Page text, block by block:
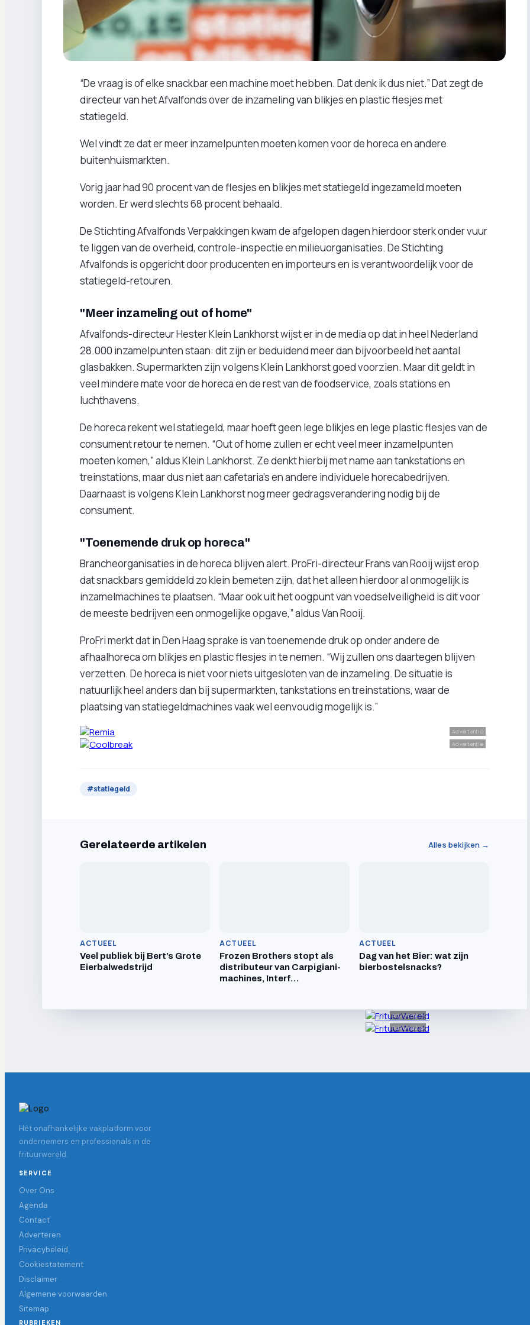
“De vraag is of elke snackbar een machine moet hebben. Dat denk ik dus niet.” Dat zegt de
directeur van het Afvalfonds over de inzameling van blikjes en plastic flesjes met
statiegeld.
Wel vindt ze dat er meer inzamelpunten moeten komen voor de horeca en andere
buitenhuismarkten.
Vorig jaar had 90 procent van de flesjes en blikjes met statiegeld ingezameld moeten
worden. Er werd slechts 68 procent behaald.
De Stichting Afvalfonds Verpakkingen kwam de afgelopen dagen hierdoor sterk onder vuur
te liggen van de overheid, controle-inspectie en milieuorganisaties. De Stichting
Afvalfonds is opgericht door producenten en importeurs en is verantwoordelijk voor de
statiegeld-retouren.
"Meer inzameling out of home"
Afvalfonds-directeur Hester Klein Lankhorst wijst er in de media op dat in heel Nederland
28.000 inzamelpunten staan: dit zijn er beduidend meer dan bijvoorbeeld het aantal
glasbakken. Supermarkten zijn volgens Klein Lankhorst goed voorzien. Maar dit geldt in
veel mindere mate voor de horeca en de rest van de foodservice, zoals stations en
luchthavens.
De horeca rekent wel statiegeld, maar hoeft geen lege blikjes en lege plastic flesjes van de
consument retour te nemen. “Out of home zullen er echt veel meer inzamelpunten
moeten komen,” aldus Klein Lankhorst. Ze denkt hierbij met name aan tankstations en
treinstations, maar dus niet aan cafetaria’s en andere individuele horecabedrijven.
Daarnaast is volgens Klein Lankhorst nog meer gedragsverandering nodig bij de
consument.
"Toenemende druk op horeca"
Brancheorganisaties in de horeca blijven alert. ProFri-directeur Frans van Rooij wijst erop
dat snackbars gemiddeld zo klein bemeten zijn, dat het alleen hierdoor al onmogelijk is
inzamelmachines te plaatsen. “Maar ook uit het oogpunt van voedselveiligheid is dit voor
de meeste bedrijven een onmogelijke opgave,” aldus Van Rooij.
ProFri merkt dat in Den Haag sprake is van toenemende druk op onder andere de
afhaalhoreca om blikjes en plastic flesjes in te nemen. “Wij zullen ons daartegen blijven
verzetten. De horeca is niet voor niets uitgesloten van de inzameling. De situatie is
natuurlijk heel anders dan bij supermarkten, tankstations en treinstations, waar de
plaatsing van statiegeldmachines vaak wel eenvoudig mogelijk is.”
Advertentie
Advertentie
#statiegeld
Gerelateerde artikelen Alles bekijken →
ACTUEEL
Veel publiek bij Bert’s Grote
Eierbalwedstrijd
ACTUEEL
Frozen Brothers stopt als
distributeur van Carpigiani-
machines, Interf…
ACTUEEL
Dag van het Bier: wat zijn
bierbostelsnacks?
Advertentie
Advertentie
Hét onafhankelijke vakplatform voor
ondernemers en professionals in de
frituurwereld.
SERVICE
Over Ons
Agenda
Contact
Adverteren
Privacybeleid
Cookiestatement
Disclaimer
Algemene voorwaarden
Sitemap
RUBRIEKEN